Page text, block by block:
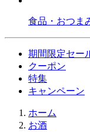
食品・おつま
期間限定セー
クーポン
特集
キャンペーン
ホーム
お酒